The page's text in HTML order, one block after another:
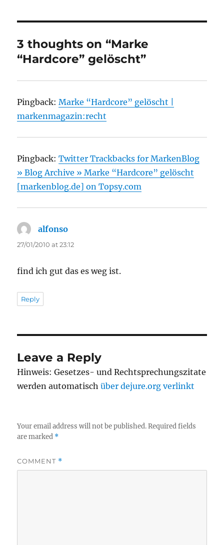
3 thoughts on “Marke
“Hardcore” gelöscht”
Pingback:Marke “Hardcore” gelöscht |
markenmagazin:recht
Pingback:Twitter Trackbacks for MarkenBlog
» Blog Archive » Marke “Hardcore” gelöscht
[markenblog.de] on Topsy.com
alfonso
27/01/2010 at 23:12
find ich gut das es weg ist.
Reply
Leave a Reply
Hinweis: Gesetzes- und Rechtsprechungszitate
werden automatischüber dejure.org verlinkt
Your email address will not be published. Required fields
are marked *
COMMENT *